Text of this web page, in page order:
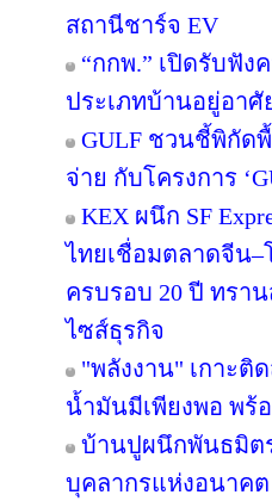
สถานีชาร์จ EV
“กกพ.” เปิดรับฟั
ประเภทบ้านอยู่อาศั
GULF ชวนชี้พิกัด
จ่าย กับโครงการ
KEX ผนึก SF
ไทยเชื่อมตลาดจีน–โ
ครบรอบ 20 ปี ทราน
ไซส์ธุรกิจ
"พลังงาน" เกาะ
น้ำมันมีเพียงพอ พร้
บ้านปูผนึกพันธมิต
บุคลากรแห่งอนาคต